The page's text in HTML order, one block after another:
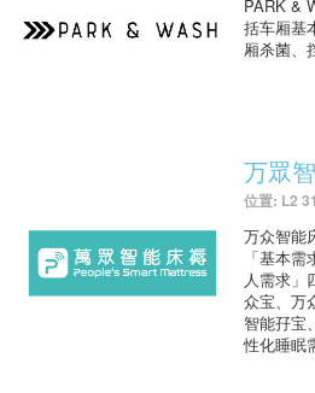
PARK &
括车厢基
厢杀菌、
万眾
位置: L2 31
万众智能
「基本
人需求」
众宝、万
智能孖宝
性化睡眠